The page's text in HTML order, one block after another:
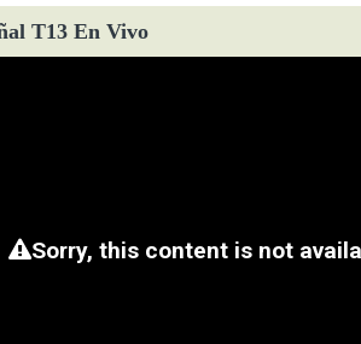
T13 En Vivo